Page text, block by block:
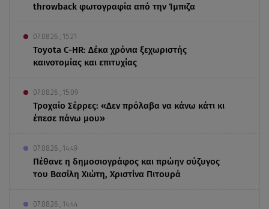
throwback φωτογραφία από την Ίμπιζα
07.08.26 , 15:21
Toyota C-HR: Δέκα χρόνια ξεχωριστής
καινοτομίας και επιτυχίας
07.08.26 , 15:09
Τροχαίο Σέρρες: «Δεν πρόλαβα να κάνω κάτι κι
έπεσε πάνω μου»
07.08.26 , 14:49
Πέθανε η δημοσιογράφος και πρώην σύζυγος
του Βασίλη Χιώτη, Χριστίνα Πιτουρά
07.08.26 , 14:44